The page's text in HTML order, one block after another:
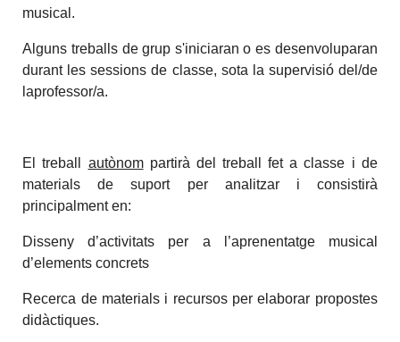
musical.
Alguns treballs de grup s'iniciaran o es desenvoluparan
durant les sessions de classe, sota la supervisió del/de
laprofessor/a.
El treball autònompartirà del treball fet a classe i de
materials de suport per analitzar i consistirà
principalment en:
Disseny d’activitats per a l’aprenentatge musical
d’elements concrets
Recerca de materials i recursos per elaborar propostes
didàctiques.